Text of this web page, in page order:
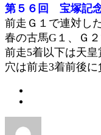
第５６回 宝塚記
前走Ｇ１で連対し
春の古馬G１、Ｇ
前走5着以下は天皇
穴は前走3着前後に